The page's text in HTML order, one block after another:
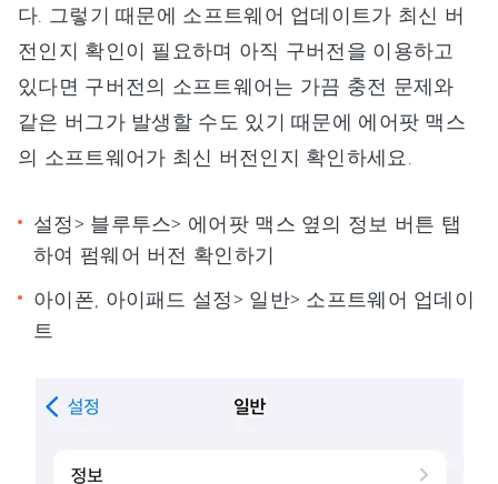
다. 그렇기 때문에 소프트웨어 업데이트가 최신 버
전인지 확인이 필요하며 아직 구버전을 이용하고
있다면 구버전의 소프트웨어는 가끔 충전 문제와
같은 버그가 발생할 수도 있기 때문에 에어팟 맥스
의 소프트웨어가 최신 버전인지 확인하세요.
설정> 블루투스> 에어팟 맥스 옆의 정보 버튼 탭
하여 펌웨어 버전 확인하기
아이폰, 아이패드 설정> 일반> 소프트웨어 업데이
트